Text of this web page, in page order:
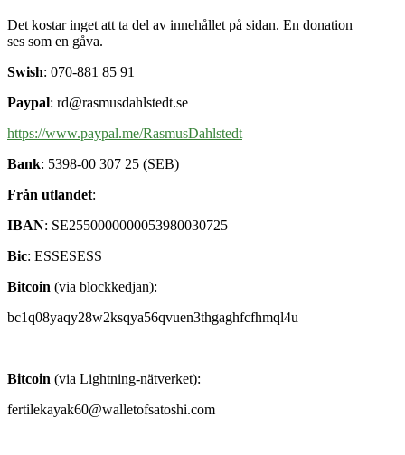
Det kostar inget att ta del av innehållet på sidan. En donation
ses som en gåva.
Swish: 070-881 85 91
Paypal: rd@rasmusdahlstedt.se
https://www.paypal.me/RasmusDahlstedt
Bank: 5398-00 307 25 (SEB)
Från utlandet:
IBAN: SE2550000000053980030725
Bic: ESSESESS
Bitcoin (via blockkedjan):
bc1q08yaqy28w2ksqya56qvuen3thgaghfcfhmql4u
Bitcoin (via Lightning-nätverket):
fertilekayak60@walletofsatoshi.com